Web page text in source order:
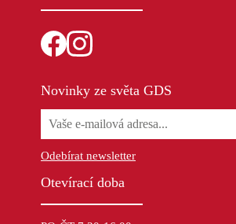
Novinky ze světa GDS
Odebírat newsletter
Otevírací doba